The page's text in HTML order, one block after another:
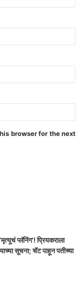
browser for the next
प्लॅनिंग’! प्रियकराला
सूचना; चॅट पाहून पतीच्या